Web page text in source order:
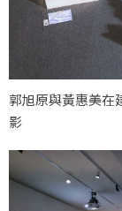
郭旭原與黃惠美在
影